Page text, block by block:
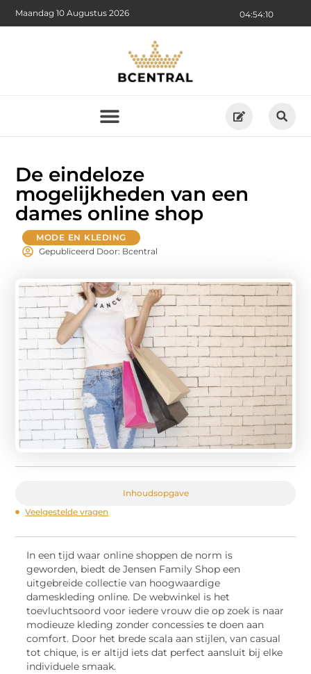
04:54:11
Maandag 10 Augustus 2026
De eindeloze
mogelijkheden van een
dames online shop
MODE EN KLEDING
Gepubliceerd Door: Bcentral
Inhoudsopgave
Veelgestelde vragen
In een tijd waar online shoppen de norm is
geworden, biedt de Jensen Family Shop een
uitgebreide collectie van hoogwaardige
dameskleding online. De webwinkel is het
toevluchtsoord voor iedere vrouw die op zoek is naar
modieuze kleding zonder concessies te doen aan
comfort. Door het brede scala aan stijlen, van casual
tot chique, is er altijd iets dat perfect aansluit bij elke
individuele smaak.